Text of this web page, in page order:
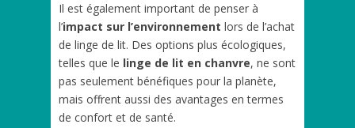
Il est également important de penser à
l’impact sur l’environnement lors de l’achat
de linge de lit. Des options plus écologiques,
telles que le linge de lit en chanvre, ne sont
pas seulement bénéfiques pour la planète,
mais offrent aussi des avantages en termes
de confort et de santé.